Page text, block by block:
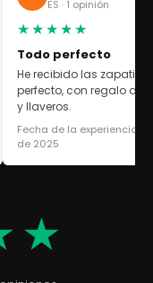
ES · 1 opinión
★★★★★
Todo perfecto
He recibido las
perfecto, con regalo de
y llaveros.
Fecha de la experiencia:
de 2025